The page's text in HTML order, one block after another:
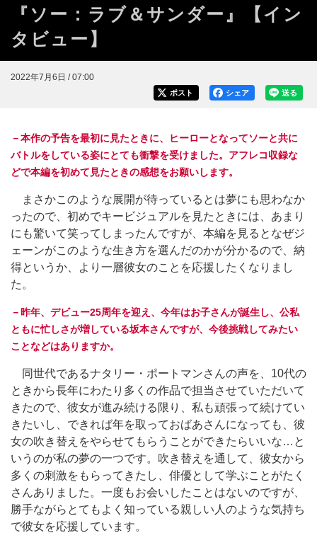
『ソー：ラブ＆サンダー』【イン
タビュー】
2022年7月6日 / 07:00
送る
シェア
ポスト
－本作の予告を最初に見たときに、ヒーローとなってソーと共に
バトルをしている姿にとても衝撃を受けました。アフレコ収録な
どで本編を初めて見たときの感想をお願いします。
まさかこのような展開が待っているとは夢にも思わなか
ったので、初めでキービジュアルを見たときには、あまり
にも驚いて笑ってしまったんですが、本編を見るとなぜジ
ェーンがこのような生き方を選んだのかが分かるので、納
得というか、より一層彼女のことを応援したくなりまし
た。
－昨年、デビュー25周年を迎え、今年はお子さんが誕生し、公私
ともに忙しさが増している坂本さんですが、今後挑戦してみたい
ことなどはありますか。
同世代であるナタリー・ポートマンさんの声を、10代の
ときから長年にわたり多くの作品で担当させていただいて
きたので、彼女が進み続ける限り、私も頑張って続けてい
きたいし、できれば年を取っておばあさんになっても、彼
女の吹き替えをやらせてもらうことができたらいいな…と
いうのが私の夢の一つです。吹き替えを通して、彼女から
多くの刺激をもらってきたし、俳優として学ぶことがたく
さんありました。一度もお会いしたことはないのですが、
勝手ながらとてもよく知っている親しい人のような気持ち
で彼女を応援しています。